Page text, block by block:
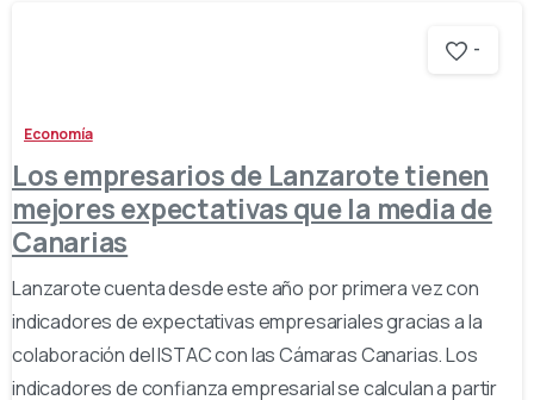
-
Economía
Los empresarios de Lanzarote tienen
mejores expectativas que la media de
Canarias
Lanzarote cuenta desde este año por primera vez con
indicadores de expectativas empresariales gracias a la
colaboración del ISTAC con las Cámaras Canarias. Los
indicadores de confianza empresarial se calculan a partir